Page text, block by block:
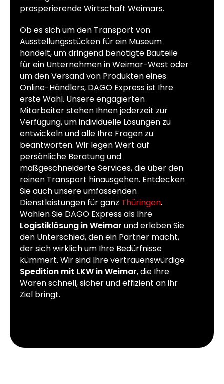
prosperierende Wirtschaft Weimars.
Ob es sich um den Transport von
Ausstellungsstücken für ein Museum
handelt, um dringend benötigte Bauteile
für ein Unternehmen in Weimar-West oder
um den Versand von Produkten eines
Online-Händlers, DAGO Express ist Ihre
erste Wahl. Unsere engagierten
Mitarbeiter stehen Ihnen jederzeit zur
Verfügung, um individuelle Lösungen zu
entwickeln und alle Ihre Fragen zu
beantworten. Wir legen Wert auf
persönliche Beratung und
maßgeschneiderte Services, die über den
reinen Transport hinausgehen. Entdecken
Sie auch unsere umfassenden
Dienstleistungen für ganz Thüringen.
Wählen Sie DAGO Express als Ihre
Logistiklösung in Weimar und erleben Sie
den Unterschied, den ein Partner macht,
der sich wirklich um Ihre Bedürfnisse
kümmert. Wir sind Ihre vertrauenswürdige
Spedition mit LKW in Weimar, die Ihre
Waren schnell, sicher und effizient an ihr
Ziel bringt.